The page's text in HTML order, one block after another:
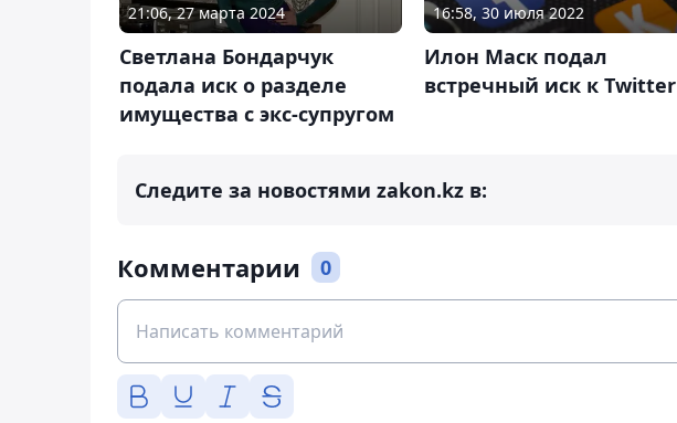
21:06, 27 марта 2024
Светлана Бондарчук
подала иск о разделе
имущества с экс-супругом
16:58, 30 июля 2022
Илон Маск подал
встречный иск к Twitter
Следите за новостями zakon.kz в:
Комментарии 0